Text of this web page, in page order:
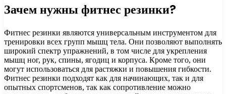
Зачем нужны фитнес резинки?
Фитнес резинки являются универсальным инструментом для
тренировки всех групп мышц тела. Они позволяют выполнять
широкий спектр упражнений, в том числе для укрепления
мышц ног, рук, спины, ягодиц и корпуса. Кроме того, они
могут использоваться для растяжки и повышения гибкости.
Фитнес резинки подходят как для начинающих, так и для
опытных спортсменов, так как сопротивление можно